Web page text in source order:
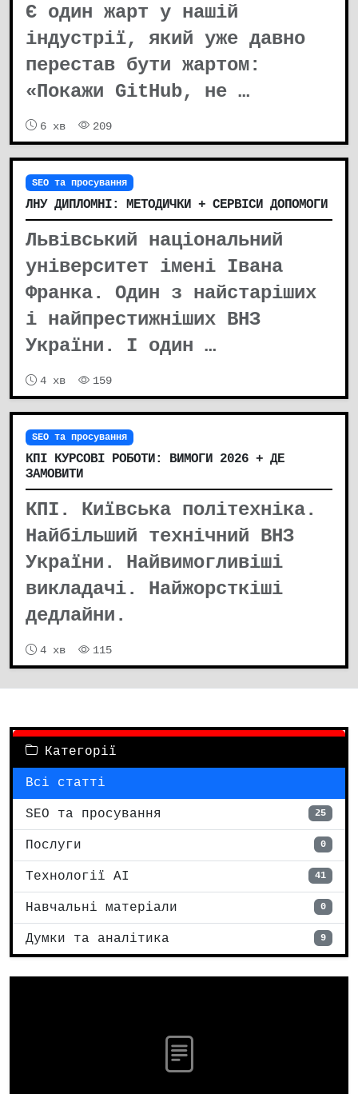
Є один жарт у нашій
індустрії, який уже давно
перестав бути жартом:
«Покажи GitHub, не …
6 хв 209
SEO та просування
ЛНУ ДИПЛОМНІ: МЕТОДИЧКИ + СЕРВІСИ ДОПОМОГИ
Львівський національний
університет імені Івана
Франка. Один з найстаріших
і найпрестижніших ВНЗ
України. І один …
4 хв 159
SEO та просування
КПІ КУРСОВІ РОБОТИ: ВИМОГИ 2026 + ДЕ
ЗАМОВИТИ
КПІ. Київська політехніка.
Найбільший технічний ВНЗ
України. Найвимогливіші
викладачі. Найжорсткіші
дедлайни.
4 хв 115
Категорії
Всі статті
SEO та просування 25
Послуги 0
Технології AI 41
Навчальні матеріали 0
Думки та аналітика 9